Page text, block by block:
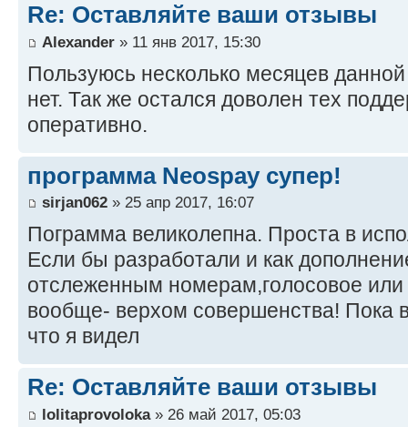
Re: Оставляйте ваши отзывы
Alexander » 11 янв 2017, 15:30
Пользуюсь несколько месяцев
нет. Так же остался доволен тех
оперативно.
программа Neospay супер!
sirjan062 » 25 апр 2017, 16:07
Пограмма великолепна. Проста в
Если бы разработали и как
отслеженным номерам,голосовое
вообще- верхом совершенства! Пока
что я видел
Re: Оставляйте ваши отзывы
lolitaprovoloka» 26 май 2017, 05:03